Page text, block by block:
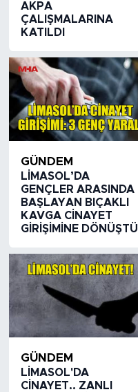
AKPA
ÇALIŞMALARINA
KATILDI
GÜNDEM
LİMASOL’DA
GENÇLER ARASINDA
BAŞLAYAN BIÇAKLI
KAVGA CİNAYET
GİRİŞİMİNE DÖNÜŞTÜ
GÜNDEM
LİMASOL'DA
CİNAYET.. ZANLI